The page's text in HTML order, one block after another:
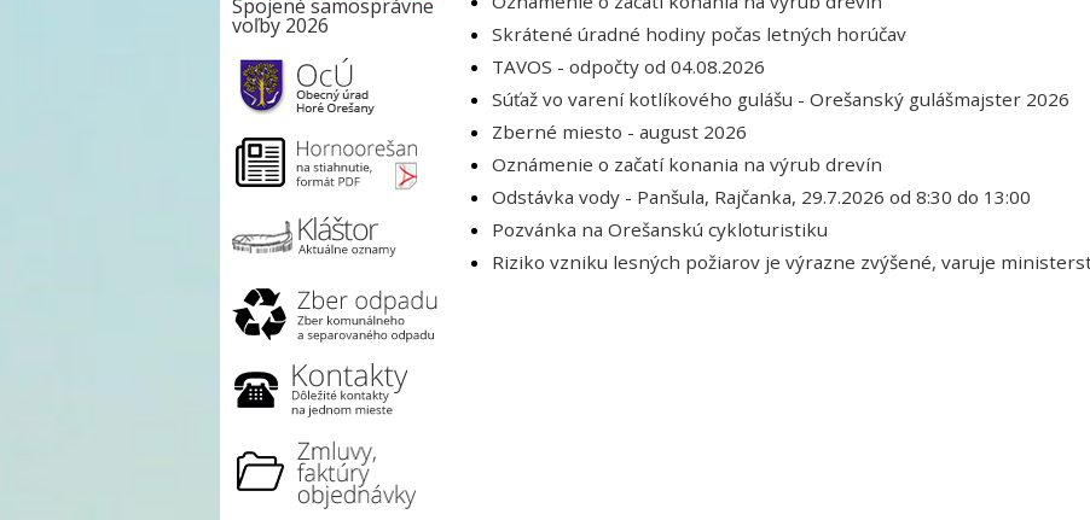
Skrátené úradné hodiny počas letných horúčav
TAVOS - odpočty od 04.08.2026
Súťaž vo varení kotlíkového gulášu - Orešanský gulášmajster 2026
Zberné miesto - august 2026
Oznámenie o začatí konania na výrub drevín
Odstávka vody - Panšula, Rajčanka, 29.7.2026 od 8:30 do 13:00
Pozvánka na Orešanskú cykloturistiku
Riziko vzniku lesných požiarov je výrazne zvýšené, varuje
Spojené samosprávne
voľby 2026